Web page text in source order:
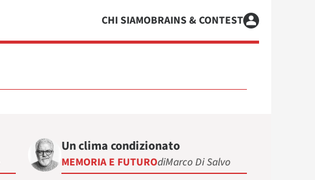
CHI SIAMOBRAINS & CONTEST
Un clima condizionato
MEMORIA E FUTUROdiMarco Di Salvo